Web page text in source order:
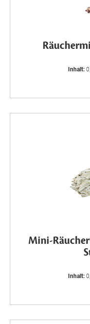
Inhalt:
Mini-
Inhalt: